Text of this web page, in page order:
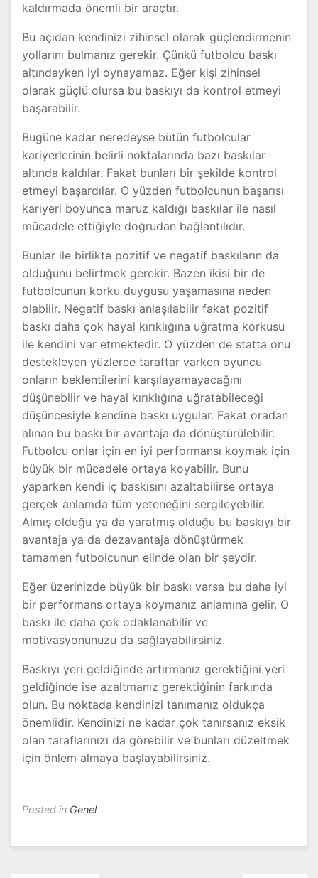
kaldırmada önemli bir araçtır.
Bu açıdan kendinizi zihinsel olarak güçlendirmenin
yollarını bulmanız gerekir. Çünkü futbolcu baskı
altındayken iyi oynayamaz. Eğer kişi zihinsel
olarak güçlü olursa bu baskıyı da kontrol etmeyi
başarabilir.
Bugüne kadar neredeyse bütün futbolcular
kariyerlerinin belirli noktalarında bazı baskılar
altında kaldılar. Fakat bunları bir şekilde kontrol
etmeyi başardılar. O yüzden futbolcunun başarısı
kariyeri boyunca maruz kaldığı baskılar ile nasıl
mücadele ettiğiyle doğrudan bağlantılıdır.
Bunlar ile birlikte pozitif ve negatif baskıların da
olduğunu belirtmek gerekir. Bazen ikisi bir de
futbolcunun korku duygusu yaşamasına neden
olabilir. Negatif baskı anlaşılabilir fakat pozitif
baskı daha çok hayal kırıklığına uğratma korkusu
ile kendini var etmektedir. O yüzden de statta onu
destekleyen yüzlerce taraftar varken oyuncu
onların beklentilerini karşılayamayacağını
düşünebilir ve hayal kırıklığına uğratabileceği
düşüncesiyle kendine baskı uygular. Fakat oradan
alınan bu baskı bir avantaja da dönüştürülebilir.
Futbolcu onlar için en iyi performansı koymak için
büyük bir mücadele ortaya koyabilir. Bunu
yaparken kendi iç baskısını azaltabilirse ortaya
gerçek anlamda tüm yeteneğini sergileyebilir.
Almış olduğu ya da yaratmış olduğu bu baskıyı bir
avantaja ya da dezavantaja dönüştürmek
tamamen futbolcunun elinde olan bir şeydir.
Eğer üzerinizde büyük bir baskı varsa bu daha iyi
bir performans ortaya koymanız anlamına gelir. O
baskı ile daha çok odaklanabilir ve
motivasyonunuzu da sağlayabilirsiniz.
Baskıyı yeri geldiğinde artırmanız gerektiğini yeri
geldiğinde ise azaltmanız gerektiğinin farkında
olun. Bu noktada kendinizi tanımanız oldukça
önemlidir. Kendinizi ne kadar çok tanırsanız eksik
olan taraflarınızı da görebilir ve bunları düzeltmek
için önlem almaya başlayabilirsiniz.
Posted in Genel